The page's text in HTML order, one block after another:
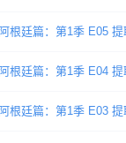
根廷篇：第1季 E05
根廷篇：第1季 E04
根廷篇：第1季 E03